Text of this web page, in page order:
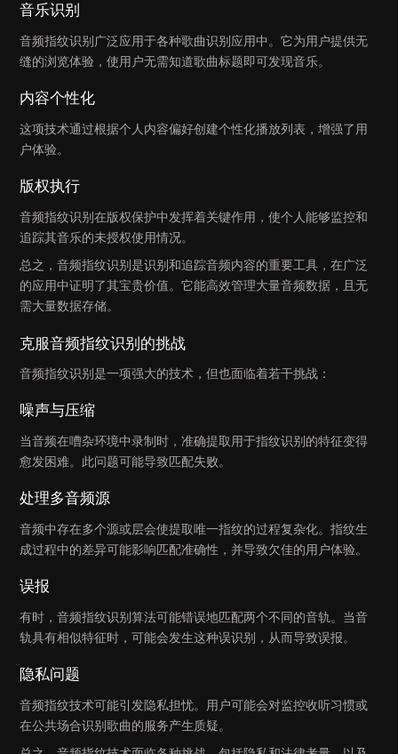
音乐识别
音频指纹识别广泛应用于各种歌曲识别应用中。它为用户提供无
缝的浏览体验，使用户无需知道歌曲标题即可发现音乐。
内容个性化
这项技术通过根据个人内容偏好创建个性化播放列表，增强了用
户体验。
版权执行
音频指纹识别在版权保护中发挥着关键作用，使个人能够监控和
追踪其音乐的未授权使用情况。
总之，音频指纹识别是识别和追踪音频内容的重要工具，在广泛
的应用中证明了其宝贵价值。它能高效管理大量音频数据，且无
需大量数据存储。
克服音频指纹识别的挑战
音频指纹识别是一项强大的技术，但也面临着若干挑战：
噪声与压缩
当音频在嘈杂环境中录制时，准确提取用于指纹识别的特征变得
愈发困难。此问题可能导致匹配失败。
处理多音频源
音频中存在多个源或层会使提取唯一指纹的过程复杂化。指纹生
成过程中的差异可能影响匹配准确性，并导致欠佳的用户体验。
误报
有时，音频指纹识别算法可能错误地匹配两个不同的音轨。当音
轨具有相似特征时，可能会发生这种误识别，从而导致误报。
隐私问题
音频指纹技术可能引发隐私担忧。用户可能会对监控收听习惯或
在公共场合识别歌曲的服务产生质疑。